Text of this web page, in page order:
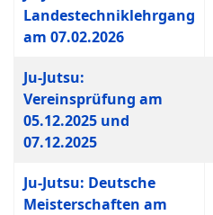
Landestechniklehrgang
am 07.02.2026
Ju-Jutsu:
Vereinsprüfung am
05.12.2025 und
07.12.2025
Ju-Jutsu: Deutsche
Meisterschaften am